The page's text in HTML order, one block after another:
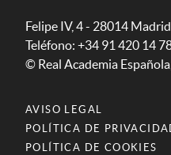
Felipe IV, 4 - 28014
Teléfono: +34 91 420 14
© Real Academia
AVISO LEGAL
POLÍTICA DE
POLÍTICA DE COOKIES